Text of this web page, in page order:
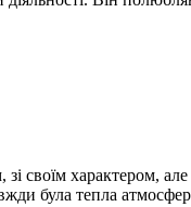
своїм характером,
була тепла